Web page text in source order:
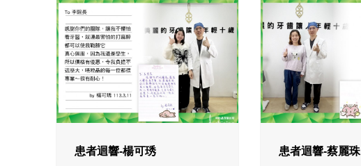
患者迴響-楊可琇 患者迴響-蔡麗珠